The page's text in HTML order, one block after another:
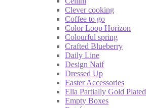
Clever cooking
Coffee to go
Color Loop Horizon
Colourful spring
Crafted Blueberry
Daily Line
Design Naif
Dressed Up
Easter Accessories
Ella Partially Gold Plated
Empty Boxes